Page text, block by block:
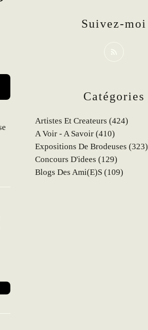
Catégories
Artistes Et Createurs (424)
A Voir - A Savoir (410)
Expositions De Brodeuses (323)
Concours D'idees (129)
Blogs Des Ami(e)s (109)
Suivez-moi